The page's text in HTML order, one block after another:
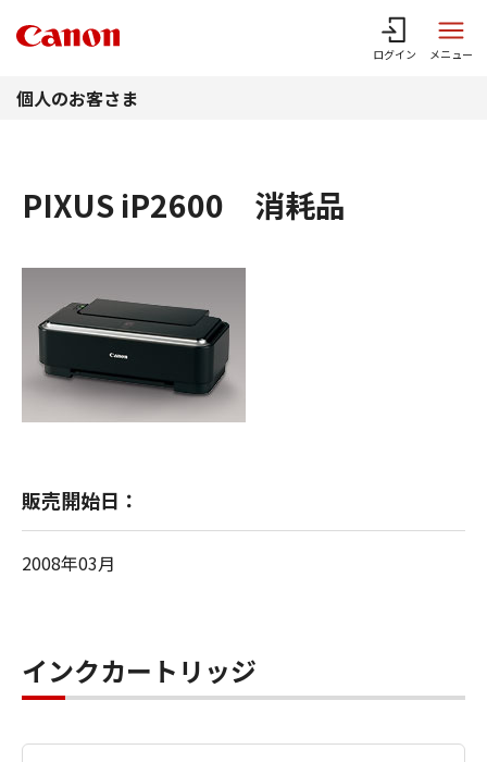
ログイン メニュー
個人のお客さま
PIXUS iP2600 消耗品
販売開始日：
2008年03月
インクカートリッジ